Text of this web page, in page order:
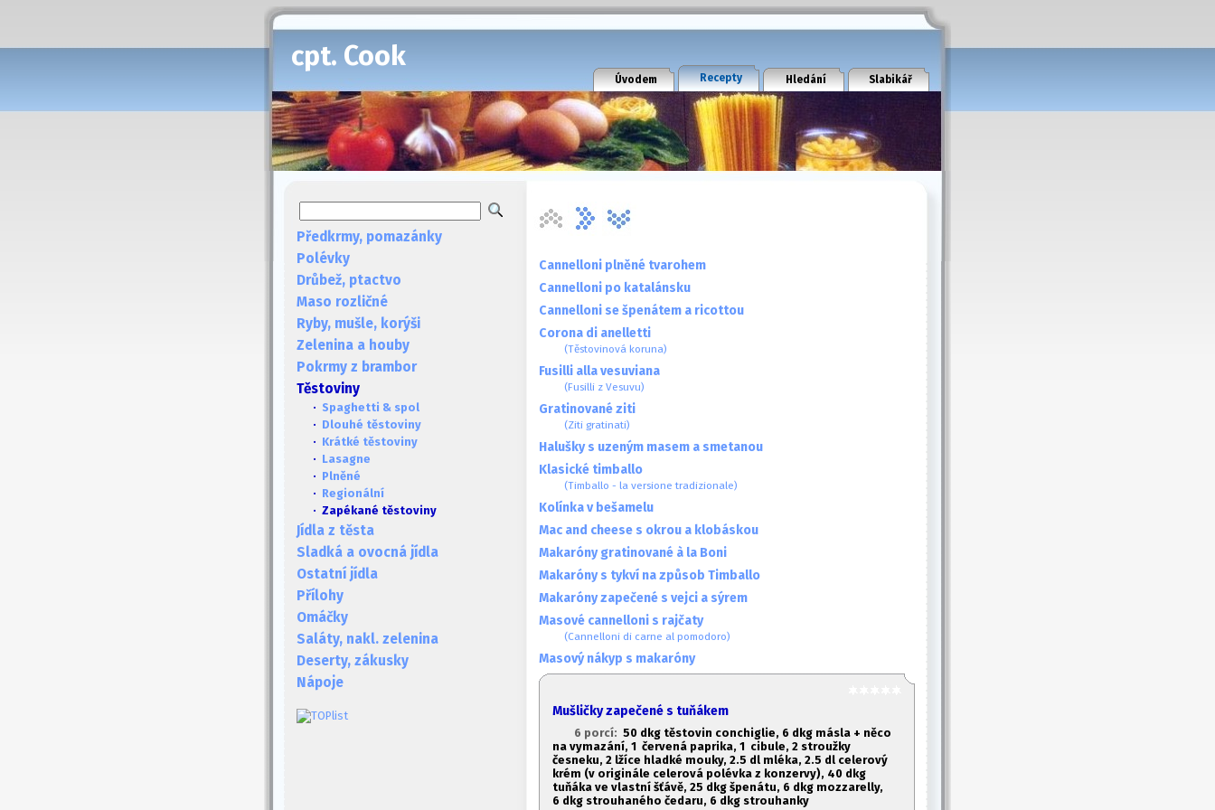
cpt. Cook
Úvodem Recepty Hledání Slabikář
Předkrmy, pomazánky
Polévky
Drůbež, ptactvo
Maso rozličné
Ryby, mušle, korýši
Zelenina a houby
Pokrmy z brambor
Těstoviny
· Spaghetti & spol
· Dlouhé těstoviny
· Krátké těstoviny
· Lasagne
· Plněné
· Regionální
· Zapékané těstoviny
Jídla z těsta
Sladká a ovocná jídla
Ostatní jídla
Přílohy
Omáčky
Saláty, nakl. zelenina
Deserty, zákusky
Nápoje
Cannelloni plněné tvarohem
Cannelloni po katalánsku
Cannelloni se špenátem a ricottou
Corona di anelletti
(Těstovinová koruna)
Fusilli alla vesuviana
(Fusilli z Vesuvu)
Gratinované ziti
(Ziti gratinati)
Halušky s uzeným masem a smetanou
Klasické timballo
(Timballo - la versione tradizionale)
Kolínka v bešamelu
Mac and cheese s okrou a klobáskou
Makaróny gratinované à la Boni
Makaróny s tykví na způsob Timballo
Makaróny zapečené s vejci a sýrem
Masové cannelloni s rajčaty
(Cannelloni di carne al pomodoro)
Masový nákyp s makaróny
Mušličky zapečené s tuňákem
6 porcí: 50 dkg těstovin conchiglie, 6 dkg másla + něco
na vymazání, 1 červená paprika, 1 cibule, 2 stroužky
česneku, 2 lžíce hladké mouky, 2.5 dl mléka, 2.5 dl celerový
krém (v originále celerová polévka z konzervy), 40 dkg
tuňáka ve vlastní šťávě, 25 dkg špenátu, 6 dkg mozzarelly,
6 dkg strouhaného čedaru, 6 dkg strouhanky